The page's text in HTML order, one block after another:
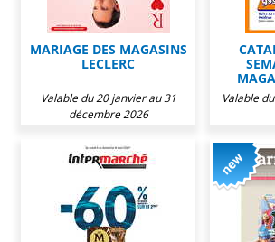
MARIAGE DES MAGASINS
LECLERC
Valable du 20 janvier au 31
décembre 2026
Valable